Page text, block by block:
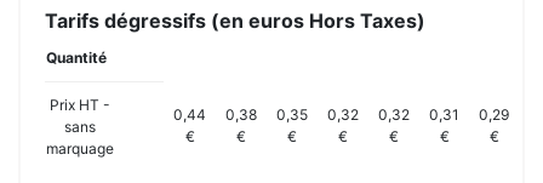
Tarifs dégressifs (en euros Hors Taxes)
Quantité
Prix HT -
sans
marquage
0,44
€
0,38
€
0,35
€
0,32
€
0,32
€
0,31
€
0,29
€